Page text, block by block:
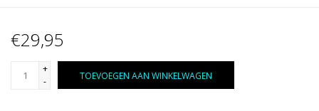
€29,95
+
-
TOEVOEGEN AAN WINKELWAGEN